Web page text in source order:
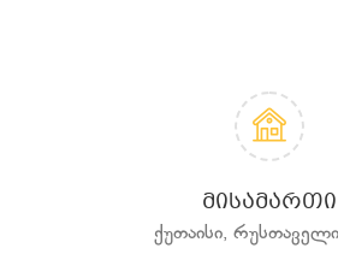
ᲛᲘᲡᲐᲛᲐᲠᲗᲘ
ქუთაისი,